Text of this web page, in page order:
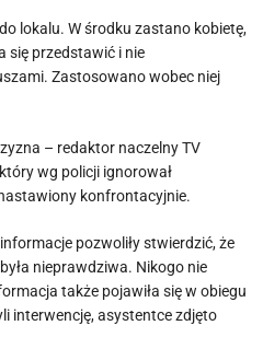
lokalu. W środku zastano kobietę,
się przedstawić i nie
Zastosowano wobec niej
– redaktor naczelny TV
wg policji ignorował
konfrontacyjnie.
pozwoliły stwierdzić, że
nieprawdziwa. Nikogo nie
także pojawiła się w obiegu
interwencję, asystentce zdjęto